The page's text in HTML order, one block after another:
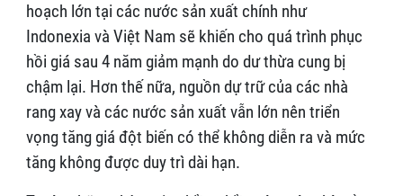
hoạch lớn tại các nước sản xuất chính như
Indonexia và Việt Nam sẽ khiến cho quá trình phục
hồi giá sau 4 năm giảm mạnh do dư thừa cung bị
chậm lại. Hơn thế nữa, nguồn dự trữ của các nhà
rang xay và các nước sản xuất vẫn lớn nên triển
vọng tăng giá đột biến có thể không diễn ra và mức
tăng không được duy trì dài hạn.